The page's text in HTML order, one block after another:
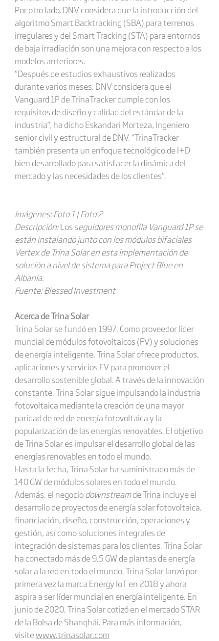
Por otro lado, DNV considera que la introducción del
algoritmo Smart Backtracking (SBA) para terrenos
irregulares y del Smart Tracking (STA) para entornos
de baja irradiación son una mejora con respecto a los
modelos anteriores.
“Después de estudios exhaustivos realizados
durante varios meses, DNV considera que el
Vanguard 1P de TrinaTracker cumple con los
requisitos de diseño y calidad del estándar de la
industria”, ha dicho Eskandari Morteza, Ingeniero
senior civil y estructural de DNV. “TrinaTracker
también presenta un enfoque tecnológico de I+D
bien desarrollado para satisfacer la dinámica del
mercado y las necesidades de los clientes”.
Imágenes:Foto 1|Foto 2
Descripción:Los seguidores monofila Vanguard 1P se
están instalando junto con los módulos bifaciales
Vertex de Trina Solar en esta implementación de
solución a nivel de sistema para Project Blue en
Albania.
Fuente: Blessed Investment
Acerca de Trina Solar
Trina Solar se fundó en 1997. Como proveedor líder
mundial de módulos fotovoltaicos (FV) y soluciones
de energía inteligente, Trina Solar ofrece productos,
aplicaciones y servicios FV para promover el
desarrollo sostenible global. A través de la innovación
constante, Trina Solar sigue impulsando la industria
fotovoltaica mediante la creación de una mayor
paridad de red de energía fotovoltaica y la
popularización de las energías renovables. El objetivo
de Trina Solar es impulsar el desarrollo global de las
energías renovables en todo el mundo.
Hasta la fecha, Trina Solar ha suministrado más de
140 GW de módulos solares en todo el mundo.
Además, el negociodownstreamde Trina incluye el
desarrollo de proyectos de energía solar fotovoltaica,
financiación, diseño, construcción, operaciones y
gestión, así como soluciones integrales de
integración de sistemas para los clientes. Trina Solar
ha conectado más de 9,5 GW de plantas de energía
solar a la red en todo el mundo. Trina Solar lanzó por
primera vez la marca Energy IoT en 2018 y ahora
aspira a ser líder mundial en energía inteligente. En
junio de 2020, Trina Solar cotizó en el mercado STAR
de la Bolsa de Shanghái. Para más información,
visitewww.trinasolar.com